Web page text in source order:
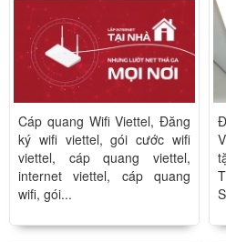
Cáp quang Wifi Viettel, Đăng
ký wifi viettel, gói cước wifi
viettel, cáp quang viettel,
internet viettel, cáp quang
wifi, gói...